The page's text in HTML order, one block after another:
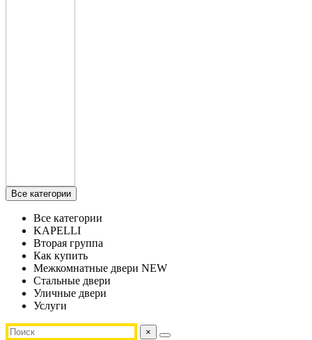
Все категории
Все категории
KAPELLI
Вторая группа
Как купить
Межкомнатные двери NEW
Стальные двери
Уличные двери
Услуги
×